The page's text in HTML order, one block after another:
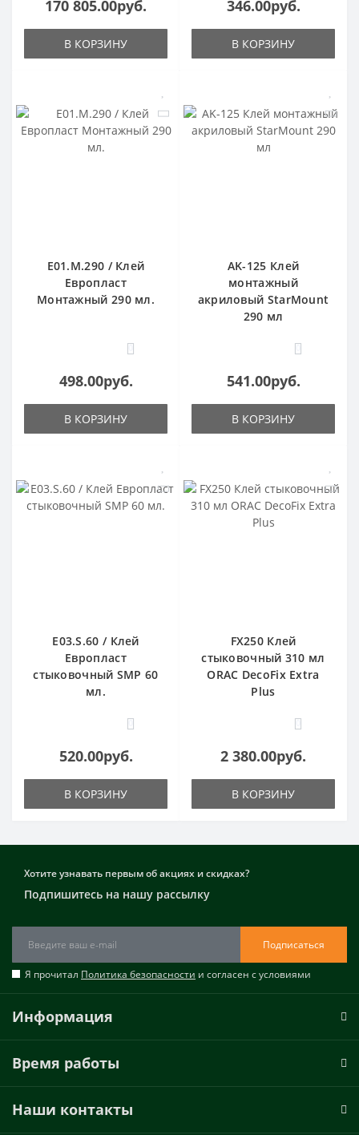
170 805.00руб.
В КОРЗИНУ
346.00руб.
В КОРЗИНУ
E01.M.290 / Клей
Европласт
Монтажный 290 мл.
0
498.00руб.
В КОРЗИНУ
AK-125 Клей
монтажный
акриловый StarMount
290 мл
0
541.00руб.
В КОРЗИНУ
E03.S.60 / Клей
Европласт
стыковочный SMP 60
мл.
0
520.00руб.
В КОРЗИНУ
FX250 Клей
стыковочный 310 мл
ORAC DecoFix Extra
Plus
0
2 380.00руб.
В КОРЗИНУ
Хотите узнавать первым об акциях и скидках?
Подпишитесь на нашу рассылку
Подписаться
Я прочитал Политика безопасности и согласен с условиями
Информация
Время работы
Наши контакты